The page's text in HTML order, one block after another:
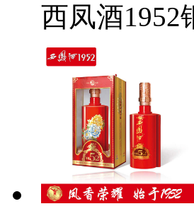
西凤酒1952